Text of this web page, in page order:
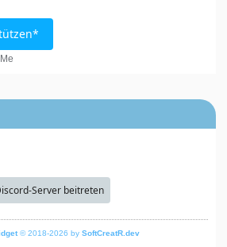
Server beitreten
© 2018-2026 by SoftCreatR.dev